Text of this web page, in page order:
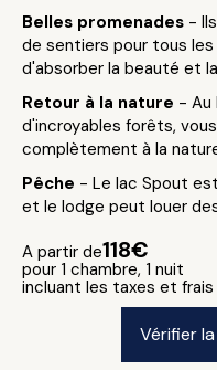
Belles promenades -
de sentiers pour tous
d'absorber la beauté et
Retour à la nature - Au
d'incroyables forêts,
complètement à la
Pêche - Le lac Spout
et le lodge peut louer
A partir de118€
pour 1 chambre, 1 nuit
incluant les taxes et frais
Vérifier